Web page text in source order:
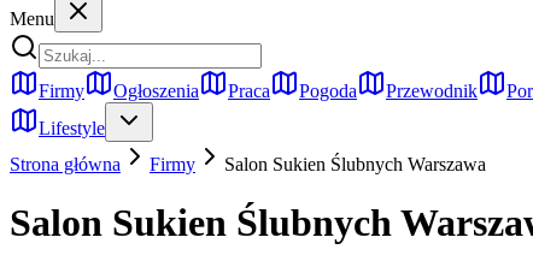
Menu
Firmy Ogłoszenia Praca Pogoda Przewodnik
Lifestyle
Strona główna
Firmy Salon Sukien Ślubnych Warszawa
Salon Sukien Ślubnych